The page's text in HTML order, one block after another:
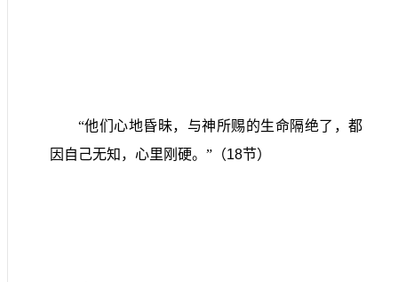
“他们心地昏昧，与神所赐的生命隔绝了，都
因自己无知，心里刚硬。”（18节）